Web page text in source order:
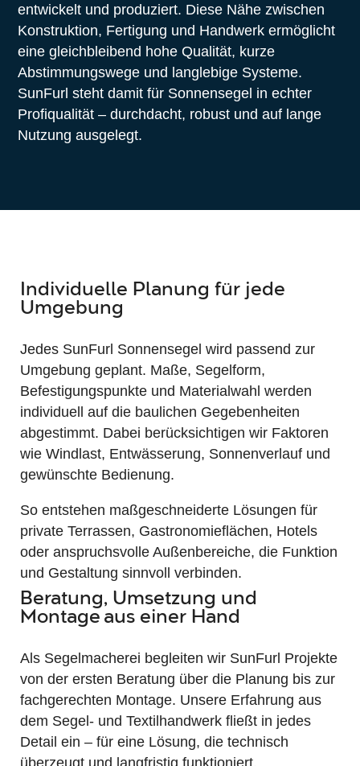
entwickelt und produziert. Diese Nähe zwischen
Konstruktion, Fertigung und Handwerk ermöglicht
eine gleichbleibend hohe Qualität, kurze
Abstimmungswege und langlebige Systeme.
SunFurl steht damit für Sonnensegel in echter
Profiqualität – durchdacht, robust und auf lange
Nutzung ausgelegt.
Individuelle Planung für jede
Umgebung
Jedes SunFurl Sonnensegel wird passend zur
Umgebung geplant. Maße, Segelform,
Befestigungspunkte und Materialwahl werden
individuell auf die baulichen Gegebenheiten
abgestimmt. Dabei berücksichtigen wir Faktoren
wie Windlast, Entwässerung, Sonnenverlauf und
gewünschte Bedienung.
So entstehen maßgeschneiderte Lösungen für
private Terrassen, Gastronomieflächen, Hotels
oder anspruchsvolle Außenbereiche, die Funktion
und Gestaltung sinnvoll verbinden.
Beratung, Umsetzung und
Montage aus einer Hand
Als Segelmacherei begleiten wir SunFurl Projekte
von der ersten Beratung über die Planung bis zur
fachgerechten Montage. Unsere Erfahrung aus
dem Segel- und Textilhandwerk fließt in jedes
Detail ein – für eine Lösung, die technisch